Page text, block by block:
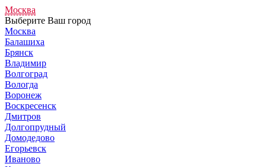
Москва
Выберите Ваш город
Москва
Балашиха
Брянск
Владимир
Волгоград
Вологда
Воронеж
Воскресенск
Дмитров
Долгопрудный
Домодедово
Егорьевск
Иваново